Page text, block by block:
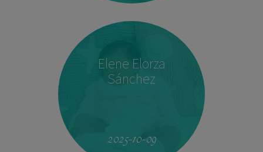
Elene Elorza
Sánchez
2025-10-09